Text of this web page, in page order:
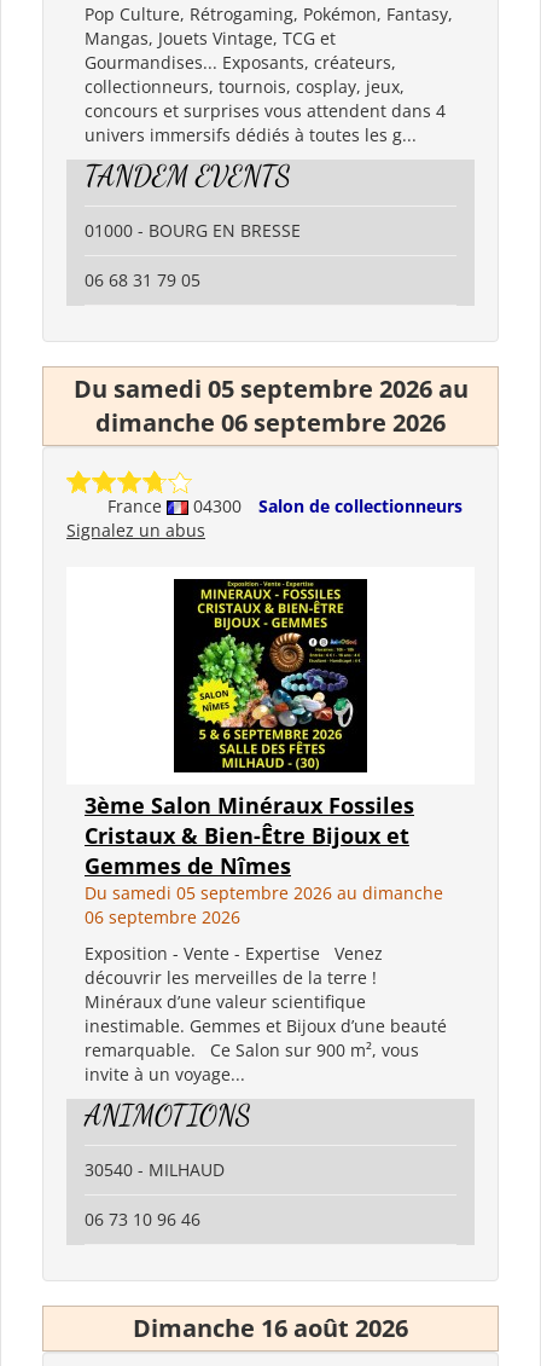
Pop Culture, Rétrogaming, Pokémon, Fantasy,
Mangas, Jouets Vintage, TCG et
Gourmandises... Exposants, créateurs,
collectionneurs, tournois, cosplay, jeux,
concours et surprises vous attendent dans 4
univers immersifs dédiés à toutes les g...
TANDEM EVENTS
01000 - BOURG EN BRESSE
06 68 31 79 05
Du samedi 05 septembre 2026 au
dimanche 06 septembre 2026
France 04300
Salon de collectionneurs
Signalez un abus
3ème Salon Minéraux Fossiles
Cristaux & Bien-Être Bijoux et
Gemmes de Nîmes
Du samedi 05 septembre 2026 au dimanche
06 septembre 2026
Exposition - Vente - Expertise Venez
découvrir les merveilles de la terre !
Minéraux d’une valeur scientifique
inestimable. Gemmes et Bijoux d’une beauté
remarquable. Ce Salon sur 900 m², vous
invite à un voyage...
ANIMOTIONS
30540 - MILHAUD
06 73 10 96 46
Dimanche 16 août 2026